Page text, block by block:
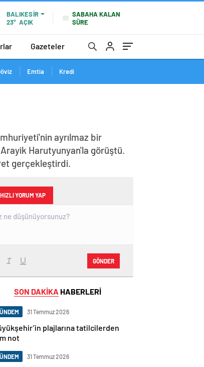
BALIKESIR
23° AÇIK
SABAHA KALAN
SÜRE
Gazeteler
Emtia Kredi
ayrılmaz bir
Arayik Harutyunyan'la görüştü.
gerçekleştirdi.
HIZLI YORUM YAP
GÖNDER
SON DAKİKA HABERLERİ
31 Temmuz 2026
plajlarına tatilcilerden
not
31 Temmuz 2026